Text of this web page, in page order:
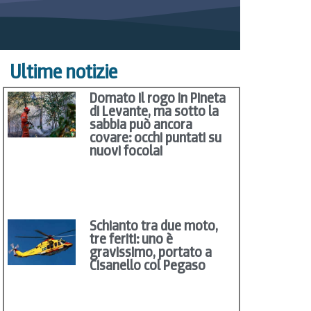
Ultime notizie
Domato il rogo in Pineta
di Levante, ma sotto la
sabbia può ancora
covare: occhi puntati su
nuovi focolai
Schianto tra due moto,
tre feriti: uno è
gravissimo, portato a
Cisanello col Pegaso